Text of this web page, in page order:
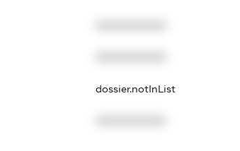
dossier.notInList